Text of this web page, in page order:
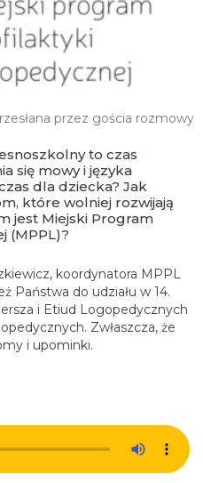
przez gościa rozmowy
to czas
się mowy i języka
dla dziecka? Jak
które wolniej rozwijają
jest Miejski Program
(MPPL)?
koordynatora MPPL
Państwa do udziału w 14.
i Etiud Logopedycznych
Zwłaszcza, że
i upominki.